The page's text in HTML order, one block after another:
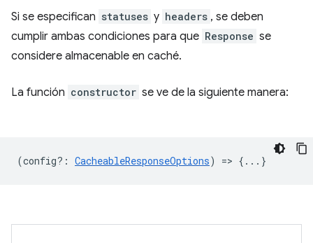
Si se especifican statuses y headers , se deben
cumplir ambas condiciones para que Response se
considere almacenable en caché.
La función constructor se ve de la siguiente manera:
(config? : CacheableResponseOptions) => {...}